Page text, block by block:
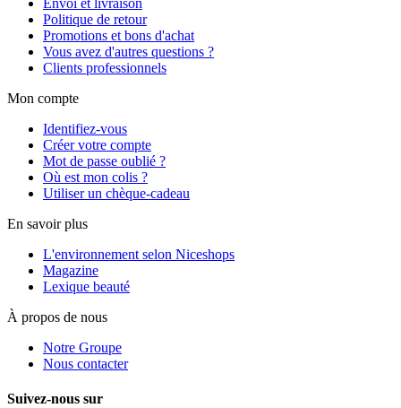
Politique de retour
Promotions et bons d'achat
Vous avez d'autres questions ?
Clients professionnels
Mon compte
Identifiez-vous
Créer votre compte
Mot de passe oublié ?
Où est mon colis ?
Utiliser un chèque-cadeau
En savoir plus
L'environnement selon Niceshops
Magazine
Lexique beauté
À propos de nous
Notre Groupe
Nous contacter
Suivez-nous sur